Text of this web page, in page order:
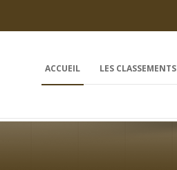
ACCUEIL LES CLASSEMENTS